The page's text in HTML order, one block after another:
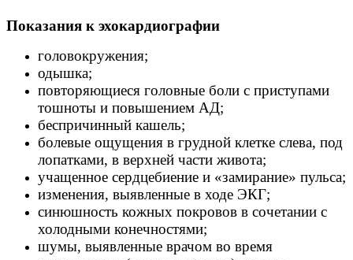
Показания к эхокардиографии
головокружения;
одышка;
повторяющиеся головные боли с приступами
тошноты и повышением АД;
беспричинный кашель;
болевые ощущения в грудной клетке слева, под
лопатками, в верхней части живота;
учащенное сердцебиение и «замирание» пульса;
изменения, выявленные в ходе ЭКГ;
синюшность кожных покровов в сочетании с
холодными конечностями;
шумы, выявленные врачом во время